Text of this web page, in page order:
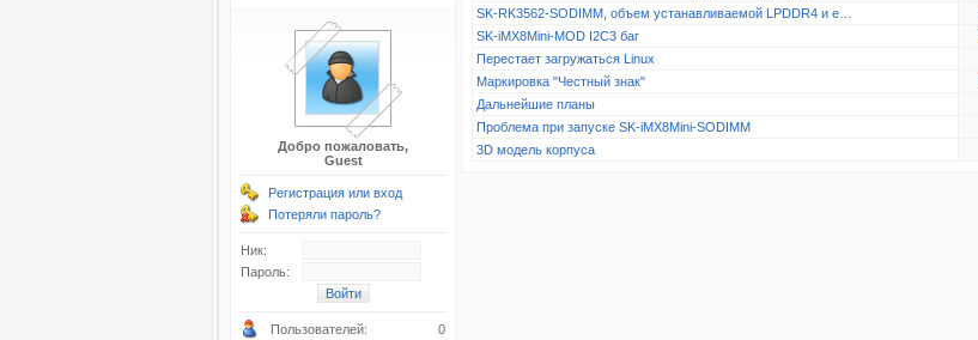
Добро пожаловать,
Guest
Регистрация или вход
Потеряли пароль?
Ник:
Пароль:
Пользователей: 0
SK-RK3562-SODIMM, объем устанавливаемой LPDDR4 и e…
SK-iMX8Mini-MOD I2C3 баг
Перестает загружаться Linux
Маркировка "Честный знак"
Дальнейшие планы
Проблема при запуске SK-iMX8Mini-SODIMM
3D модель корпуса